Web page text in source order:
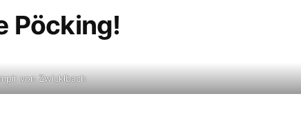
Pöcking!
von Zwicklbach